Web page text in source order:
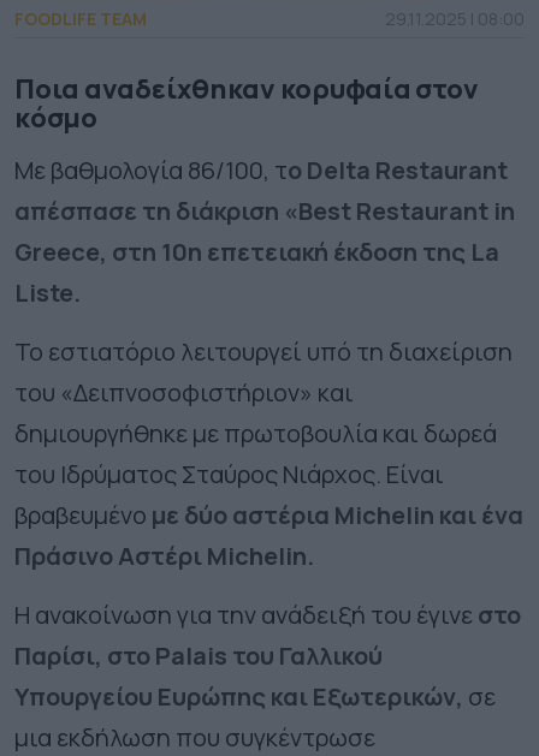
FOODLIFE TEAM
29.11.2025 | 08:00
Ποια αναδείχθηκαν κορυφαία στον
κόσμο
Με βαθμολογία 86/100, το Delta Restaurant
απέσπασε τη διάκριση «Best Restaurant in
Greece, στη 10η επετειακή έκδοση της La
Liste.
Το εστιατόριο λειτουργεί υπό τη διαχείριση
του «Δειπνοσοφιστήριον» και
δημιουργήθηκε με πρωτοβουλία και δωρεά
του Ιδρύματος Σταύρος Νιάρχος. Είναι
βραβευμένο με δύο αστέρια Michelin και ένα
Πράσινο Αστέρι Michelin.
Η ανακοίνωση για την ανάδειξή του έγινεστο
Παρίσι, στο Palais του Γαλλικού
Υπουργείου Ευρώπης και Εξωτερικών, σε
μια εκδήλωση που συγκέντρωσε